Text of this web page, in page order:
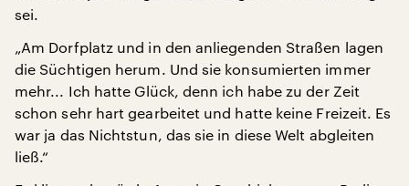
sei.
„Am Dorfplatz und in den anliegenden Straßen lagen
die Süchtigen herum. Und sie konsumierten immer
mehr... Ich hatte Glück, denn ich habe zu der Zeit
schon sehr hart gearbeitet und hatte keine Freizeit. Es
war ja das Nichtstun, das sie in diese Welt abgleiten
ließ.“